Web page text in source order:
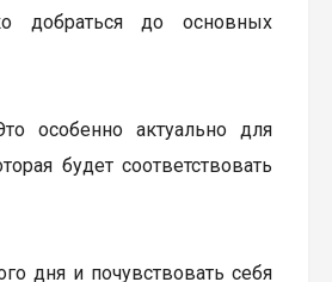
добраться до основных
особенно актуально для
будет соответствовать
дня и почувствовать себя